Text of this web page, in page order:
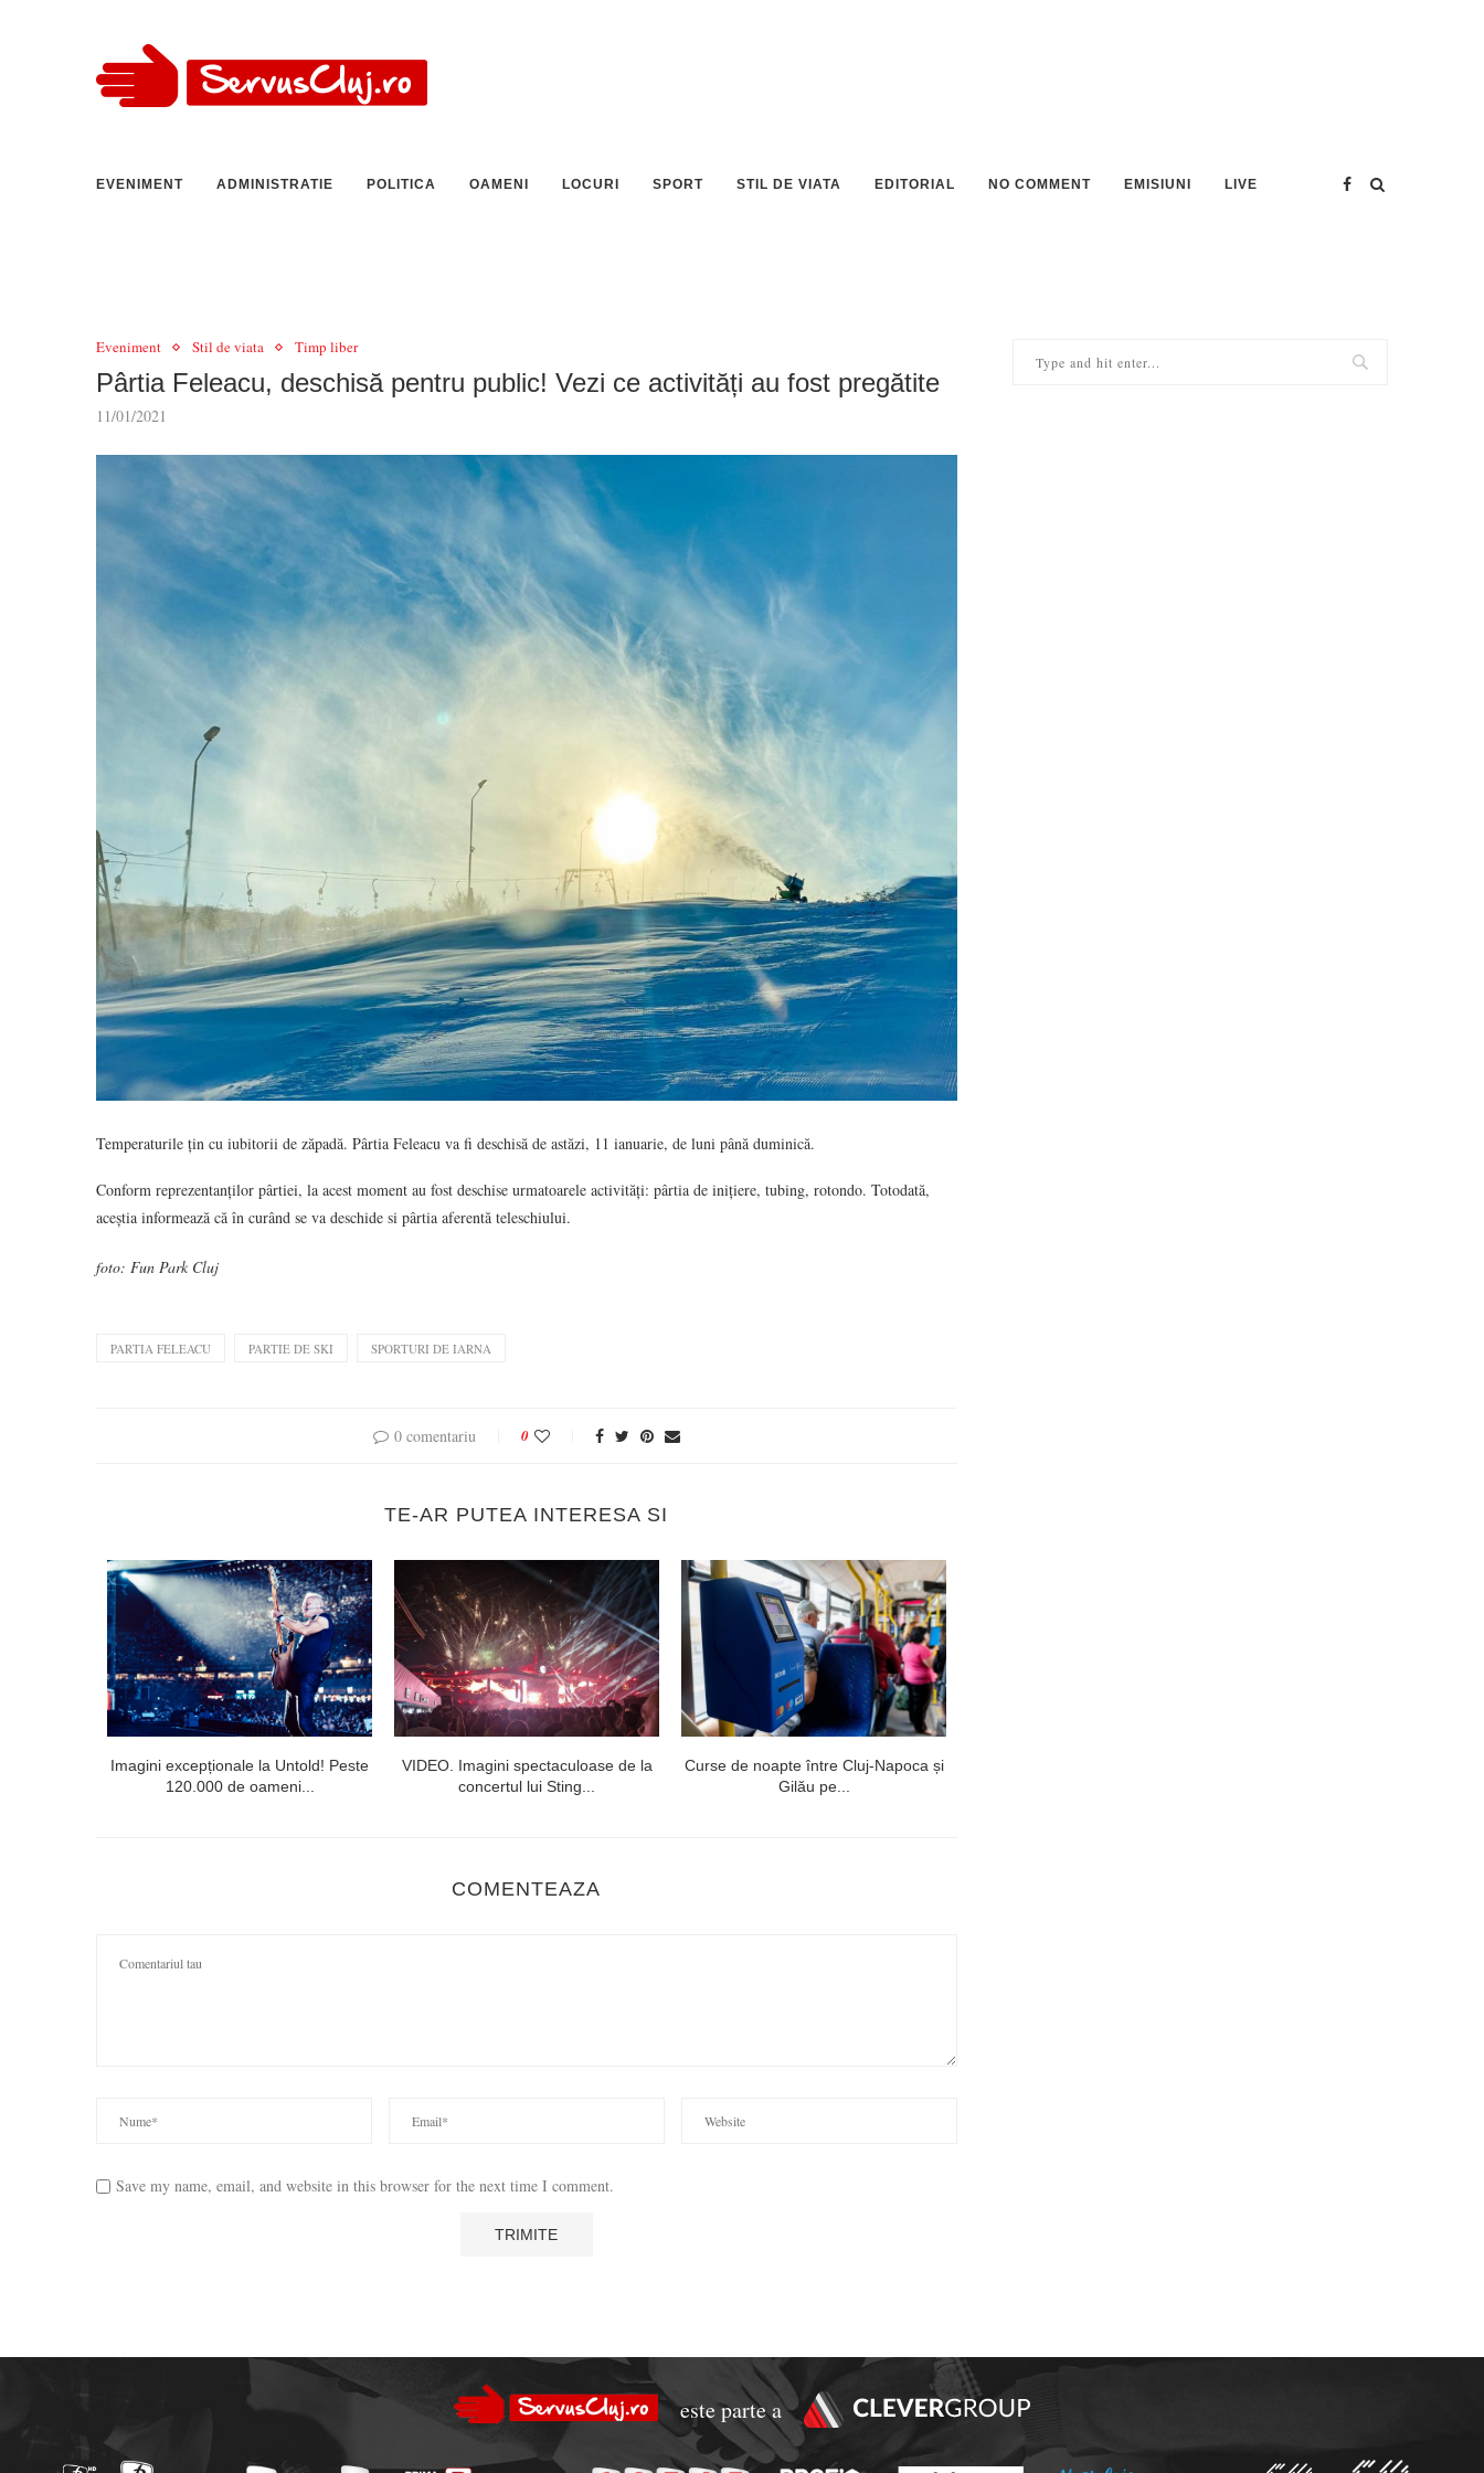
EVENIMENT ADMINISTRATIE POLITICA OAMENI LOCURI SPORT STIL DE VIATA EDITORIAL NO COMMENT EMISIUNI LIVE
Eveniment Stil de viata Timp liber
Pârtia Feleacu, deschisă pentru public! Vezi ce activități au fost pregătite
11/01/2021
Temperaturile țin cu iubitorii de zăpadă. Pârtia Feleacu va fi deschisă de astăzi, 11 ianuarie, de luni până duminică.
Conform reprezentanților pârtiei, la acest moment au fost deschise urmatoarele activități: pârtia de inițiere, tubing, rotondo. Totodată,
aceștia informează că în curând se va deschide si pârtia aferentă teleschiului.
foto: Fun Park Cluj
PARTIA FELEACU PARTIE DE SKI SPORTURI DE IARNA
0 comentariu 0
TE-AR PUTEA INTERESA SI
Imagini excepționale la Untold! Peste
120.000 de oameni...
VIDEO. Imagini spectaculoase de la
concertul lui Sting...
Curse de noapte între Cluj-Napoca și
Gilău pe...
COMENTEAZA
Save my name, email, and website in this browser for the next time I comment.
este parte a